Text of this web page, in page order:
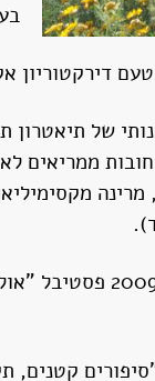
ממריאים
מרינה